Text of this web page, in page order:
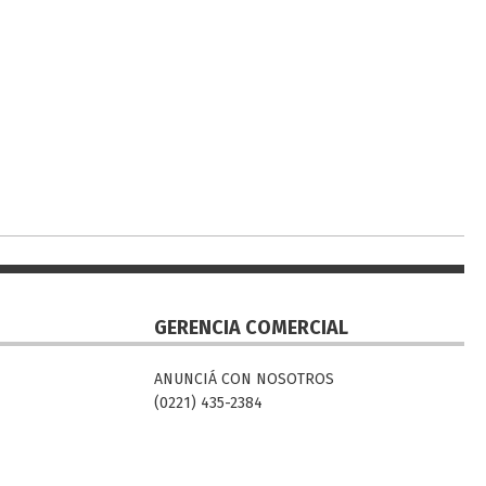
GERENCIA COMERCIAL
ANUNCIÁ CON NOSOTROS
(0221) 435-2384